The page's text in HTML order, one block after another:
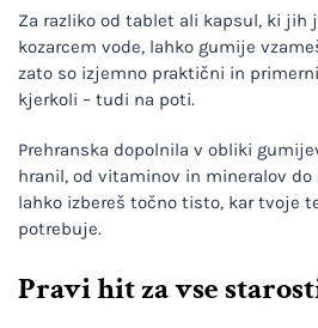
Za razliko od tablet ali kapsul, ki jih
kozarcem vode, lahko gumije
zato so izjemno praktični in
kjerkoli – tudi na poti.
Prehranska dopolnila v obliki
hranil, od vitaminov in mineralov do
lahko izbereš točno tisto, kar tvoje
potrebuje.
Pravi hit za vse